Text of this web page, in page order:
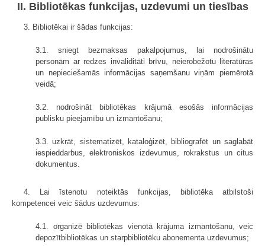
II. Bibliotēkas funkcijas, uzdevumi un tiesības
3. Bibliotēkai ir šādas funkcijas:
3.1. sniegt bezmaksas pakalpojumus, lai nodrošinātu
personām ar redzes invaliditāti brīvu, neierobežotu literatūras
un nepieciešamās informācijas saņemšanu viņām piemērotā
veidā;
3.2. nodrošināt bibliotēkas krājumā esošās informācijas
publisku pieejamību un izmantošanu;
3.3. uzkrāt, sistematizēt, kataloģizēt, bibliografēt un saglabāt
iespieddarbus, elektroniskos izdevumus, rokrakstus un citus
dokumentus.
4. Lai īstenotu noteiktās funkcijas, bibliotēka atbilstoši
kompetencei veic šādus uzdevumus:
4.1. organizē bibliotēkas vienotā krājuma izmantošanu, veic
depozītbibliotēkas un starpbibliotēku abonementa uzdevumus;